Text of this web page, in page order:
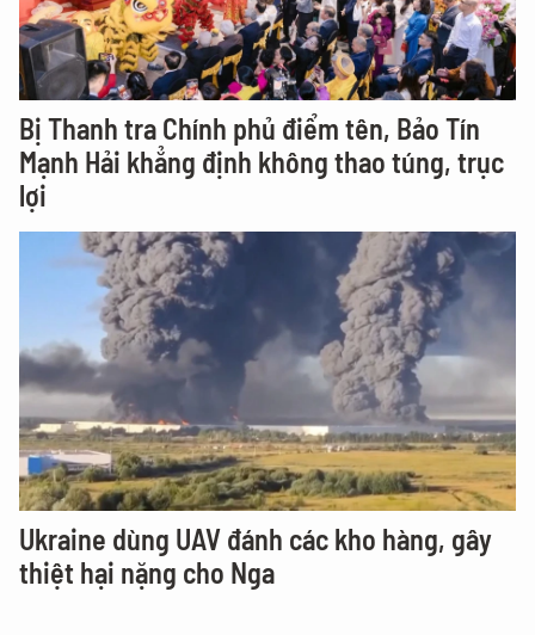
Bị Thanh tra Chính phủ điểm tên, Bảo Tín
Mạnh Hải khẳng định không thao túng, trục
lợi
Ukraine dùng UAV đánh các kho hàng, gây
thiệt hại nặng cho Nga